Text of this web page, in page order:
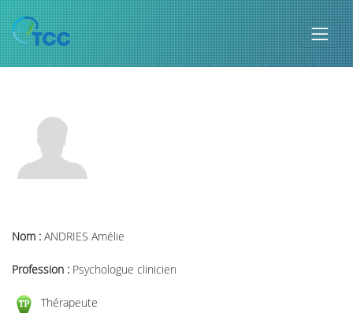
Nom : ANDRIES Amélie
Profession : Psychologue clinicien
Thérapeute